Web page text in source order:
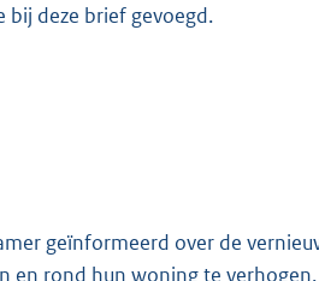
bij deze brief gevoegd.
geïnformeerd over de
en rond hun woning te